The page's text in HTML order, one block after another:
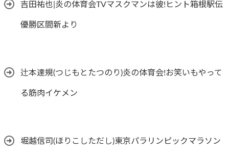
吉田祐也|炎の体育会TVマスクマンは彼!ヒント箱根駅伝
優勝区間新より
辻本達規(つじもとたつのり)炎の体育会!お笑いもやって
る筋肉イケメン
堀越信司(ほりこしただし)東京パラリンピックマラソン